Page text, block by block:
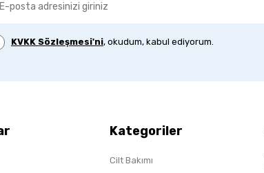
KVKK Sözleşmesi'ni, okudum, kabul ediyorum.
Kategoriler
Cilt Bakımı